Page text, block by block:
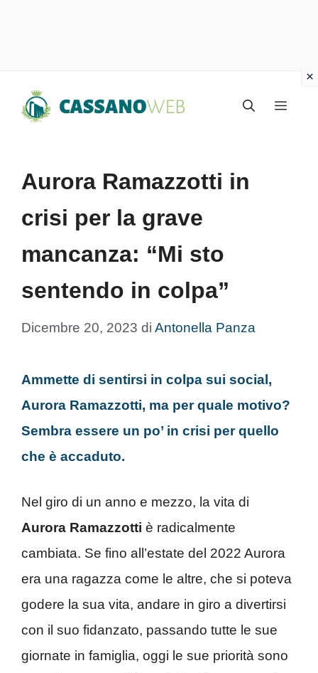
Menu
Aurora Ramazzotti in
crisi per la grave
mancanza: “Mi sto
sentendo in colpa”
Dicembre 20, 2023 di Antonella Panza
Ammette di sentirsi in colpa sui social,
Aurora Ramazzotti, ma per quale motivo?
Sembra essere un po’ in crisi per quello
che è accaduto.
Nel giro di un anno e mezzo, la vita di
Aurora Ramazzotti è radicalmente
cambiata. Se fino all’estate del 2022 Aurora
era una ragazza come le altre, che si poteva
godere la sua vita, andare in giro a divertirsi
con il suo fidanzato, passando tutte le sue
giornate in famiglia, oggi le sue priorità sono